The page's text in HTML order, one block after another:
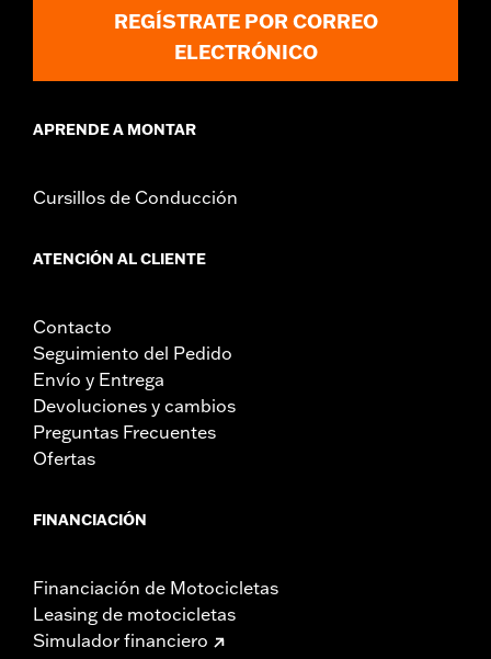
6 Inches
Cada una
Unidad de medida de la altura del material:
Unidad de medida de la reclinación:
acelerador y de los latiguillos de freno en algunos
con la regulación vigente.
REGÍSTRATE POR CORREO
ELECTRÓNICO
APRENDE A MONTAR
Cursillos de Conducción
ATENCIÓN AL CLIENTE
Contacto
Seguimiento del Pedido
Envío y Entrega
Devoluciones y cambios
Preguntas Frecuentes
Ofertas
FINANCIACIÓN
Financiación de Motocicletas
Leasing de motocicletas
Simulador financiero